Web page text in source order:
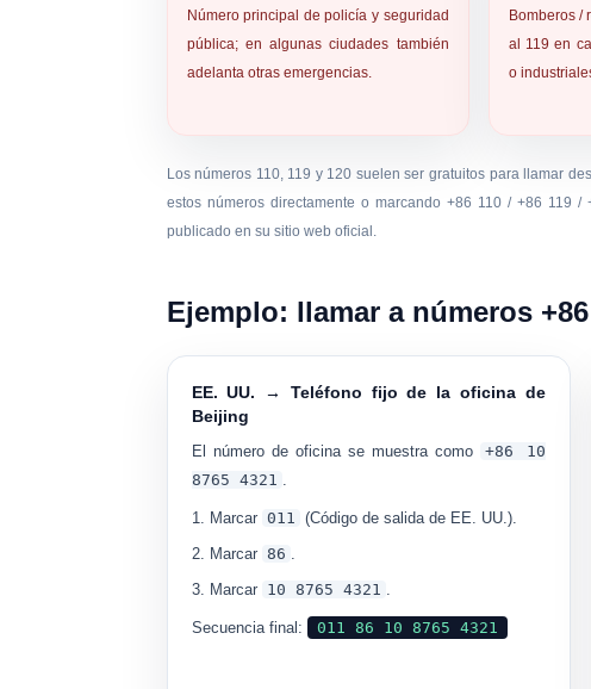
Número principal de policía y seguridad
pública; en algunas ciudades también
adelanta otras emergencias.
Bomberos /
al 119 en
o
Los números 110, 119 y 120 suelen ser gratuitos para llamar
estos números directamente o marcando +86 110 / +86 119
publicado en su sitio web oficial.
Ejemplo: llamar a números
EE. UU. → Teléfono fijo de la oficina de
Beijing
El número de oficina se muestra como
+86 10
8765 4321 .
Marcar 011 (Código de salida de EE. UU.).
Marcar 86 .
Marcar 10 8765 4321 .
Secuencia final: 011 86 10 8765 4321